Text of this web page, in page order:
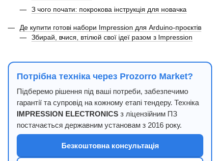
З чого почати: покрокова інструкція для новачка
Де купити готові набори Impression для Arduino-проєктів
Збирай, вчися, втілюй свої ідеї разом з Impression
Потрібна техніка через Prozorro Market?
Підберемо рішення під ваші потреби, забезпечимо
гарантії та супровід на кожному етапі тендеру. Техніка
IMPRESSION ELECTRONICS з ліцензійним ПЗ
постачається державним установам з 2016 року.
Безкоштовна консультація